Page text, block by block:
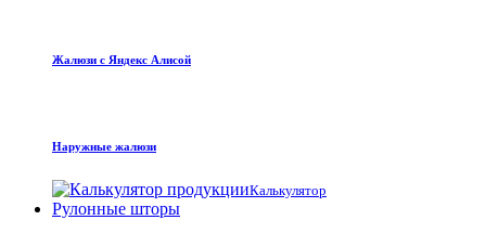
Жалюзи с Яндекс Алисой
Наружные жалюзи
Калькулятор
Рулонные шторы